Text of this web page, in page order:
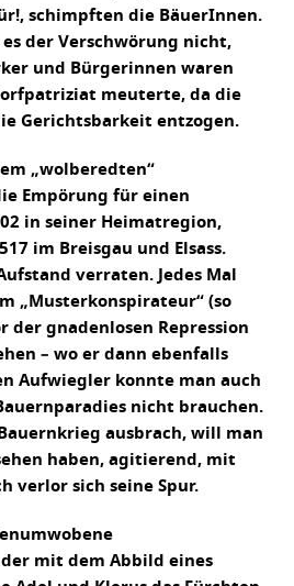
schimpften die BäuerInnen.
der Verschwörung nicht,
und Bürgerinnen waren
meuterte, da die
Gerichtsbarkeit entzogen.
„wolberedten“
Empörung für einen
in seiner Heimatregion,
im Breisgau und Elsass.
verraten. Jedes Mal
„Musterkonspirateur“ (so
der gnadenlosen Repression
– wo er dann ebenfalls
Aufwiegler konnte man auch
nicht brauchen.
ausbrach, will man
haben, agitierend, mit
verlor sich seine Spur.
mit dem Abbild eines